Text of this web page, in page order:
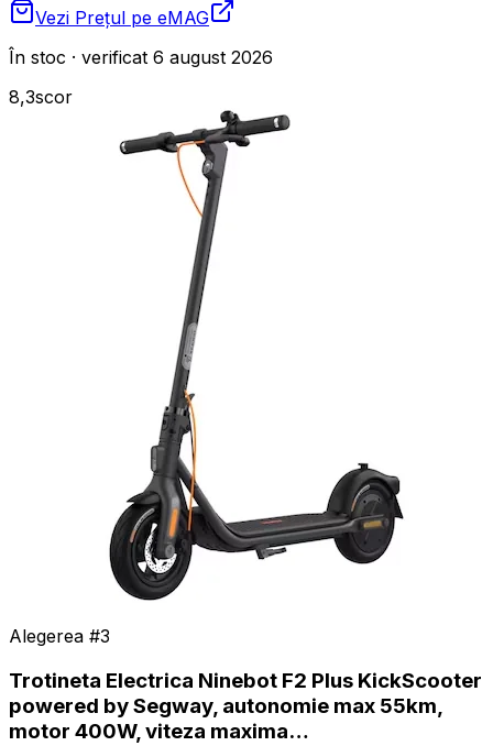
Vezi Prețul pe eMAG
În stoc · verificat 6 august 2026
8,3scor
Alegerea #3
Trotineta Electrica Ninebot F2 Plus KickScooter
powered by Segway, autonomie max 55km,
motor 400W, viteza maxima…